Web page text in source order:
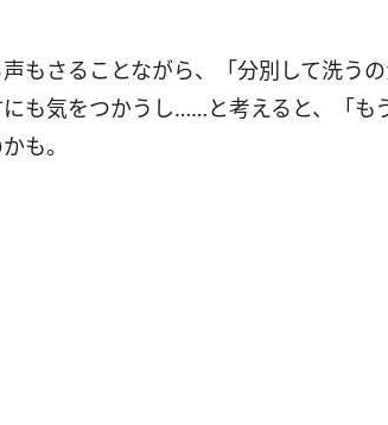
もさることながら、「分別して洗う
も気をつかうし……と考えると、「も
も。